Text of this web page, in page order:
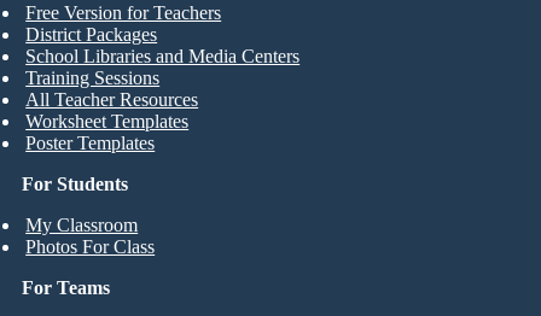
For Students
My Classroom
Photos For Class
Free Version for Teachers
District Packages
School Libraries and Media Centers
Training Sessions
All Teacher Resources
Worksheet Templates
Poster Templates
For Teams